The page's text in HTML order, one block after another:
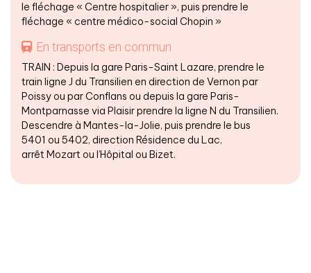
le fléchage « Centre hospitalier », puis prendre le
fléchage « centre médico-social Chopin »
En transports en commun
TRAIN : Depuis la gare Paris-Saint Lazare, prendre le
train ligne J du Transilien en direction de Vernon par
Poissy ou par Conflans ou depuis la gare Paris-
Montparnasse via Plaisir prendre la ligne N du Transilien.
Descendre à Mantes-la-Jolie, puis prendre le bus
5401 ou 5402, direction Résidence du Lac,
arrêt Mozart ou l’Hôpital ou Bizet.